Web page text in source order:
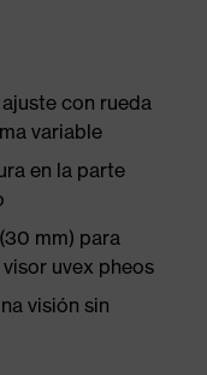
con rueda
variable
en la parte
mm) para
uvex pheos
visión sin